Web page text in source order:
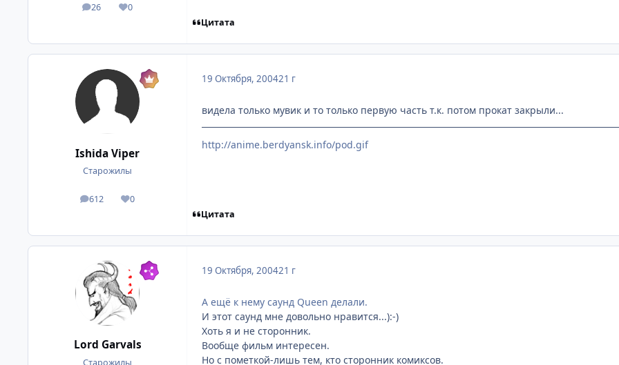
26
посты 0
Репутация
Цитата
Ishida Viper
Старожилы
612
посты 0
Репутация
19 Октября, 200421 г
видела только мувик и то только первую часть т.к. потом прокат закрыли...
http://anime.berdyansk.info/pod.gif
Цитата
Lord Garvals
Старожилы
19 Октября, 200421 г
А ещё к нему саунд Queen делали.
И этот саунд мне довольно нравится...):-)
Хоть я и не сторонник.
Вообще фильм интересен.
Но с пометкой-лишь тем, кто сторонник комиксов.